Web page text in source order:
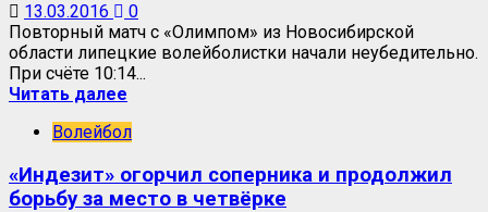
13.03.2016
0
Повторный матч с «Олимпом» из Новосибирской
области липецкие волейболистки начали неубедительно.
При счёте 10:14...
Читать далее
Волейбол
«Индезит» огорчил соперника и продолжил
борьбу за место в четвёрке